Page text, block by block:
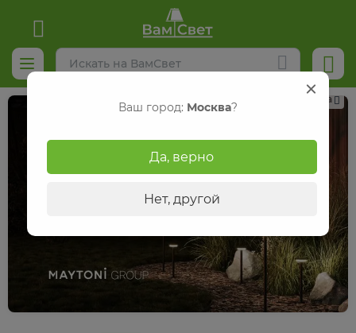
Реклама
Ваш город: Москва?
Да, верно
Нет, другой